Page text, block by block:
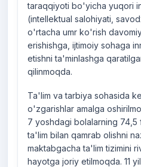
taraqqiyoti bo'yicha yuqori
(intellektual salohiyati,
o'rtacha umr ko'rish
erishishga, ijtimoiy sohaga
etishni ta'minlashga
qilinmoqda.
Ta'lim va tarbiya sohasida
o'zgarishlar amalga
7 yoshdagi bolalarning 74,5
ta'lim bilan qamrab olishni
maktabgacha ta'lim tizimini
hayotga joriy etilmoqda. 11